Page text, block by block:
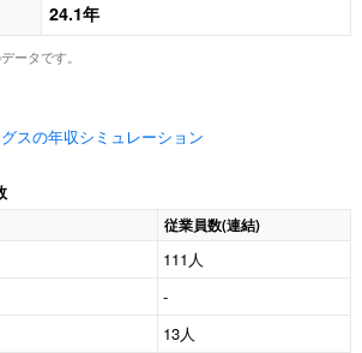
24.1年
ータです。
スの年収シミュレーション
従業員数(連結)
111人
-
13人